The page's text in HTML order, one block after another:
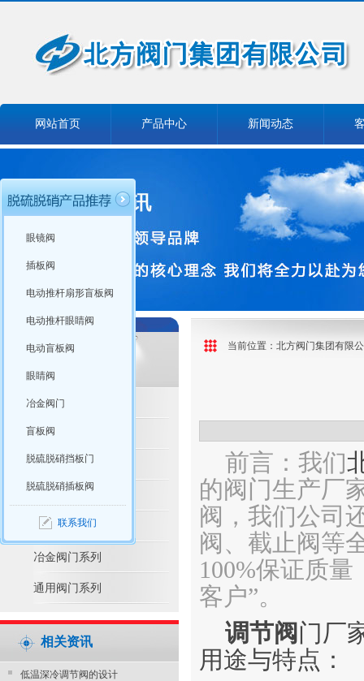
网站首页 产品中心 新闻动态
脱硫脱硝产品推荐
脱硫脱硝阀门系列
水利控制阀系列
电站阀门系列
冶金阀门系列
通用阀门系列
相关资讯
​低温深冷调节阀的设计
当前位置： 北方阀门集团有限
前言：我们
的阀门生产厂
阀，我们公司
阀、截止阀等
100%保证质
客户”。
调节阀 门厂
用途与特点：
眼镜阀
插板阀
电动推杆扇形盲板阀
电动推杆眼睛阀
电动盲板阀
眼睛阀
冶金阀门
盲板阀
脱硫脱硝挡板门
脱硫脱硝插板阀
联系我们